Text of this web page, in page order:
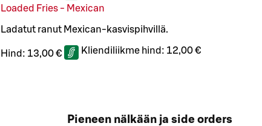
Loaded Fries - Mexican
Ladatut ranut Mexican-kasvispihvillä.
Hind: 13,00 € Kliendiliikme hind: 12,00 €
Pieneen nälkään ja side orders